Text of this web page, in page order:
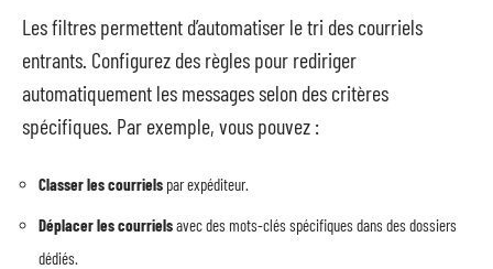
Les filtres permettent d’automatiser le tri des courriels
entrants. Configurez des règles pour rediriger
automatiquement les messages selon des critères
spécifiques. Par exemple, vous pouvez :
Classer les courriels par expéditeur.
Déplacer les courrielsavec des mots-clés spécifiques dans des dossiers
dédiés.